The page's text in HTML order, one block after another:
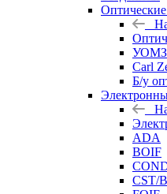
Оптические
УОМЗ
Carl
Б/у
ADA
BOIF
CST/